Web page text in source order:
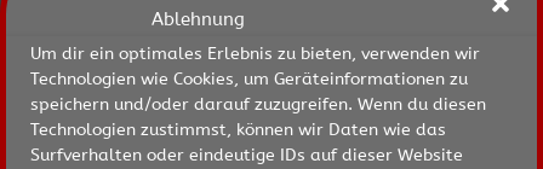
Ablehnung
Um dir ein optimales Erlebnis zu bieten, verwenden wir
Technologien wie Cookies, um Geräteinformationen zu
speichern und/oder darauf zuzugreifen. Wenn du diesen
Technologien zustimmst, können wir Daten wie das
Surfverhalten oder eindeutige IDs auf dieser Website